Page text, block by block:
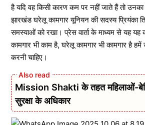
है यदि वह किसी कारण कम पर नहीं जाते हैं तो उनका
झारखंड घरेलू कामगार यूनियन की सदस्य प्रियंका
समस्याओं को रखा। प्रेस वार्ता के माध्यम से यह यह
कामगार भी काम है, घरेलू कामगार भी कामगार है
करनी चाहिए।
Mission Shakti के तहत महिलाओं-
सुरक्षा के अधिकार